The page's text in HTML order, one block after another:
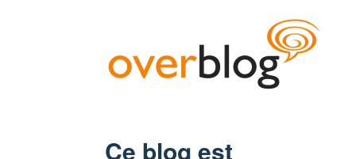
Ce blog est